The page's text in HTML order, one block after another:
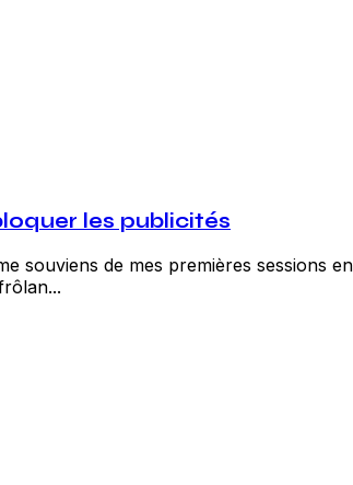
les publicités
de mes premières sessions